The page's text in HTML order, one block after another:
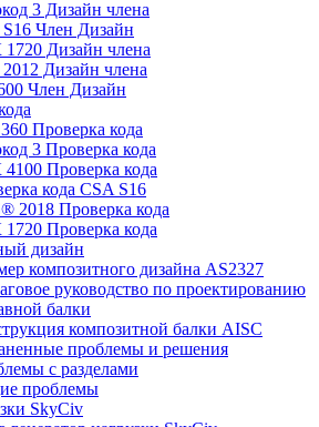
3 Дизайн члена
Член Дизайн
Дизайн члена
Дизайн члена
Член Дизайн
Проверка кода
3 Проверка кода
Проверка кода
кода CSA S16
2018 Проверка кода
Проверка кода
дизайн
композитного дизайна AS2327
руководство по проектированию
балки
композитной балки AISC
проблемы и решения
с разделами
проблемы
SkyCiv